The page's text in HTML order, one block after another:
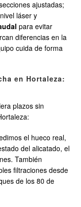
ajustadas;
láser y
para evitar
diferencias en la
cuida de forma
en Hortaleza:
plazos sin
el hueco real,
del alicatado, el
También
filtraciones desde
de los 80 de